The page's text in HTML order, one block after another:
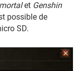
et Genshin
possible de
SD.